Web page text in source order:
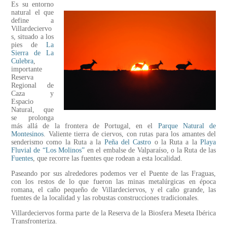
Es su entorno
natural el que
define a
Villardeciervo
s, situado a los
pies de La
Sierra de La
Culebra,
importante
Reserva
Regional de
Caza y
Espacio
Natural, que
se prolonga
más allá de la frontera de Portugal, en el Parque Natural de
Montesinos. Valiente tierra de ciervos, con rutas para los amantes del
senderismo como la Ruta a la Peña del Castro o la Ruta a laPlaya
Fluvial de “Los Molinos” en el embalse de Valparaíso, o la Ruta de las
Fuentes, que recorre las fuentes que rodean a esta localidad.
Paseando por sus alrededores podemos ver el Puente de las Fraguas,
con los restos de lo que fueron las minas metalúrgicas en época
romana, el caño pequeño de Villardeciervos, y el caño grande, las
fuentes de la localidad y las robustas construcciones tradicionales.
Villardeciervos forma parte de la Reserva de la Biosfera Meseta Ibérica
Transfronteriza.